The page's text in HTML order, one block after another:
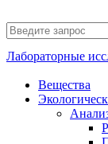
Лабораторные
Вещества